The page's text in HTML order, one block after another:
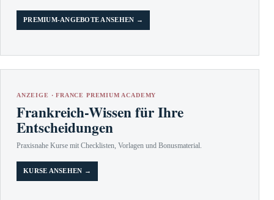
PREMIUM-ANGEBOTE ANSEHEN →
ANZEIGE · FRANCE PREMIUM ACADEMY
Frankreich-Wissen für Ihre
Entscheidungen
Praxisnahe Kurse mit Checklisten, Vorlagen und Bonusmaterial.
KURSE ANSEHEN →